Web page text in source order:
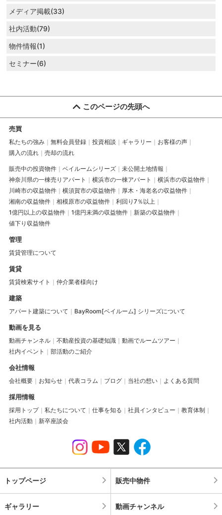
メディア掲載(33)
社内活動(79)
物件情報(1)
セミナー(6)
このページの先頭へ
売買
私たちの強み 無料会員登録 投資相談 ギャラリー
お客様の声
購入の流れ
売却の流れ
販売中の投資物件 ベイルームシリーズ
未公開土地情報
神奈川県の一棟売りアパート
横浜市の一棟アパート
横浜市の収益物件
川崎市の収益物件
横須賀市の収益物件
厚木・海老名の収益物件
湘南の収益物件
相模原市の収益物件
利回り7％以上
1億円以上の収益物件
1億円未満の収益物件
新築の収益物件
値下り収益物件
管理
賃貸管理について
賃貸
賃貸検索サイト 仲介業者様向け
建築
アパート建築について BayRoom[ベイルーム] シリーズについて
動画を見る
動画チャンネル 不動産投資の基礎知識
動画でルームツアー
社内イベント
部活動のご紹介
会社情報
会社概要 お知らせ 代表コラム ブログ 当社の想い よくある質問
採用情報
採用トップ 私たちについて 仕事を知る 社員インタビュー
教育体制
社内活動
新卒座談会
トップページ 販売中物件
ギャラリー 動画チャンネル